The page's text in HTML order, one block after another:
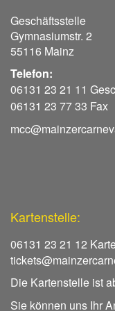
Geschäftsstelle
Gymnasiumstr. 2
55116 Mainz
Telefon:
06131 23 21 11
06131 23 77 33 Fax
Kartenstelle:
06131 23 21 12
Die Kartenstelle ist
Sie können uns Ihr